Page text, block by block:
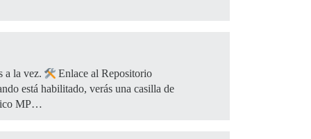
a la vez.
Enlace al Repositorio
está habilitado, verás una casilla de
MP…